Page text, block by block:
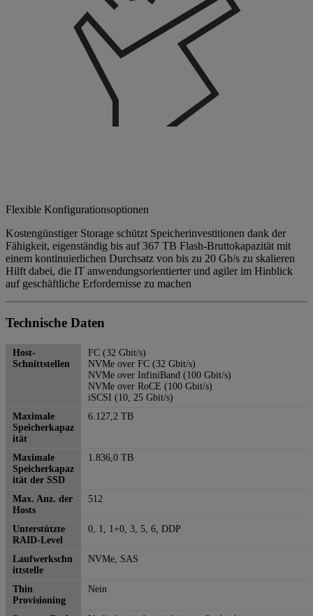
Flexible Konfigurationsoptionen
Kostengünstiger Storage schützt Speicherinvestitionen dank der
Fähigkeit, eigenständig bis auf 367 TB Flash-Bruttokapazität mit
einem kontinuierlichen Durchsatz von bis zu 20 Gb/s zu skalieren
Hilft dabei, die IT anwendungsorientierter und agiler im Hinblick
auf geschäftliche Erfordernisse zu machen
Technische Daten
Host-
Schnittstellen
FC (32 Gbit/s)
NVMe over FC (32 Gbit/s)
NVMe over InfiniBand (100 Gbit/s)
NVMe over RoCE (100 Gbit/s)
iSCSI (10, 25 Gbit/s)
Maximale
Speicherkapaz
ität
6.127,2 TB
Maximale
Speicherkapaz
ität der SSD
1.836,0 TB
Max. Anz. der
Hosts
512
Unterstützte
RAID-Level
0, 1, 1+0, 3, 5, 6, DDP
Laufwerkschn
ittstelle
NVMe, SAS
Thin
Provisioning
Nein